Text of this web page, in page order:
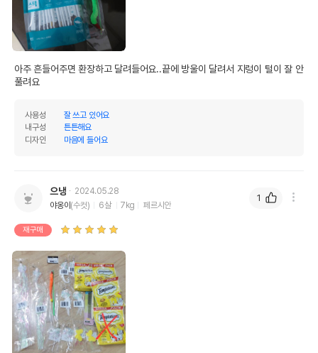
아주 흔들어주면 환장하고 달려들어요..끝에 방울이 달려서 지렁이 털이 잘 안
풀려요
사용성
잘 쓰고 있어요
내구성
튼튼해요
디자인
마음에 들어요
으냉
2024.05.28
야옹이(수컷) 6살 7kg 페르시안
재구매
1